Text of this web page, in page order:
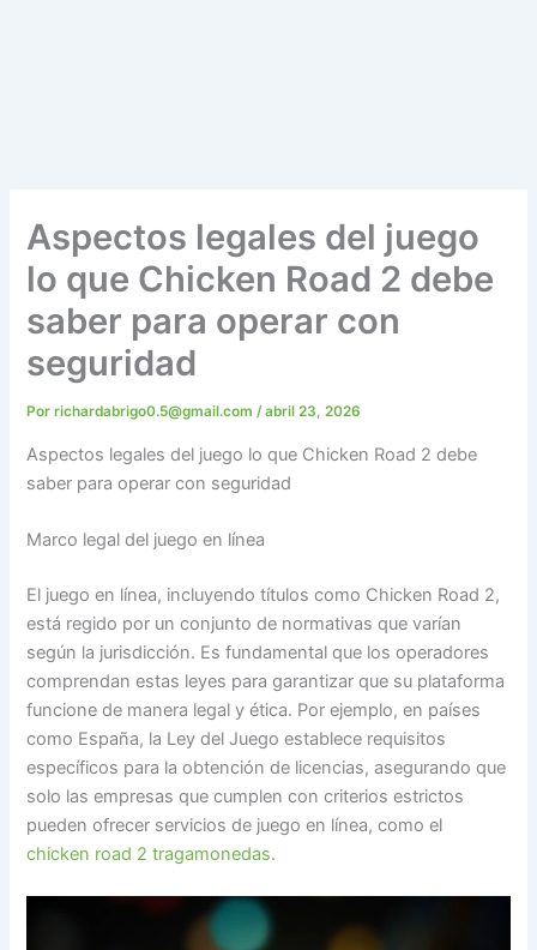
Aspectos legales del juego
lo que Chicken Road 2 debe
saber para operar con
seguridad
Porrichardabrigo0.5@gmail.com/abril 23, 2026
Aspectos legales del juego lo que Chicken Road 2 debe
saber para operar con seguridad
Marco legal del juego en línea
El juego en línea, incluyendo títulos como Chicken Road 2,
está regido por un conjunto de normativas que varían
según la jurisdicción. Es fundamental que los operadores
comprendan estas leyes para garantizar que su plataforma
funcione de manera legal y ética. Por ejemplo, en países
como España, la Ley del Juego establece requisitos
específicos para la obtención de licencias, asegurando que
solo las empresas que cumplen con criterios estrictos
pueden ofrecer servicios de juego en línea, como el
chicken road 2 tragamonedas.